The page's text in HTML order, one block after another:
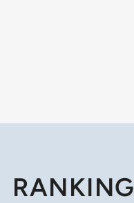
RANKING